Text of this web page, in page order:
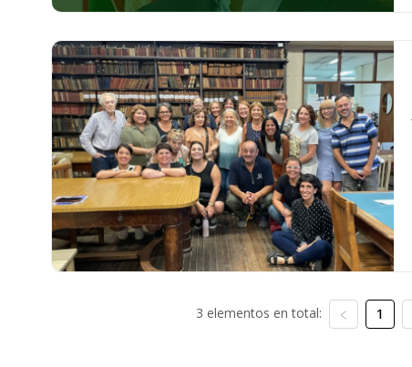
3 elementos en total: 1